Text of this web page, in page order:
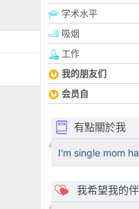
学术水平
吸烟
工作
我的朋友们
会员自
有點關於我
I'm single mom
我希望我的